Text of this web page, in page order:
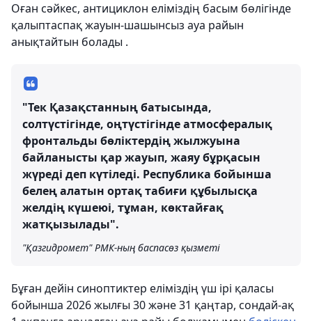
Оған сәйкес, антициклон еліміздің басым бөлігінде
қалыптаспақ жауын-шашынсыз ауа райын
анықтайтын болады .
"Тек Қазақстанның батысында,
солтүстігінде, оңтүстігінде атмосфералық
фронтальды бөліктердің жылжуына
байланысты қар жауып, жаяу бұрқасын
жүреді деп күтіледі. Республика бойынша
белең алатын ортақ табиғи құбылысқа
желдің күшеюі, тұман, көктайғақ
жатқызылады".
"Қазгидромет" РМК-ның баспасөз қызметі
Бұған дейін синоптиктер еліміздің үш ірі қаласы
бойынша 2026 жылғы 30 және 31 қаңтар, сондай-ақ